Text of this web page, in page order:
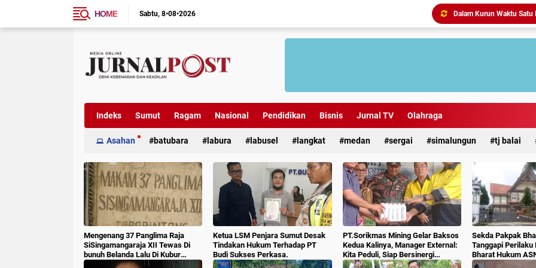
HOME Sabtu 8•08•2026
Antisipasi Geng Motor
Indeks Sumut Ragam Nasional Pendidikan Bisnis Jurnal TV Olahraga
Asahan batubara labura labusel langkat medan sergai simalungun tj balai
Mengenang 37 Panglima Raja
SiSingamangaraja XII Tewas Di
bunuh Belanda Lalu Di Kubur
Massal Oleh Masyarakat
Ketua LSM Penjara Sumut Desak
Tindakan Hukum Terhadap PT
Budi Sukses Perkasa.
PT.Sorikmas Mining Gelar Baksos
Kedua Kalinya, Manager External:
Kita Peduli, Siap Bersinergi
Dengan Pemda & Masyarakat.
Sekda Pakpak
Tanggapi Perilaku
Bharat Hukum